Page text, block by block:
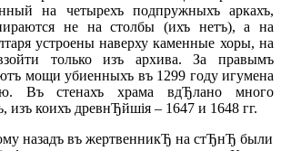
на четырехъ подпружныхъ аркахъ,
не на столбы (ихъ нетъ), а на
устроены наверху каменные хоры, на
только изъ архива. За правымъ
мощи убиенныхъ въ 1299 году игумена
Въ стенахъ храма вдЂлано много
изъ коихъ древнЂйшiя – 1647 и 1648 гг.
назадъ въ жертвенникЂ на стЂнЂ были